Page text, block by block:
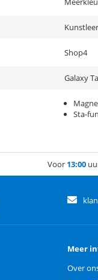
Kunstleer
Shop4
Galaxy
Sta-
Voor 13:00
Meer
Over